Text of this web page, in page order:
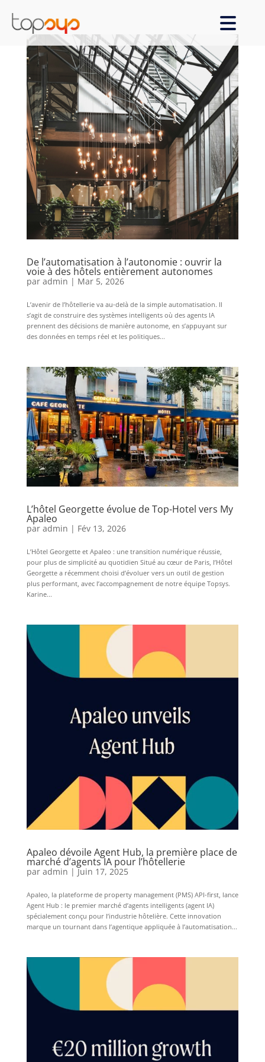
De l’automatisation à l’autonomie : ouvrir la
voie à des hôtels entièrement autonomes
par admin | Mar 5, 2026
L’avenir de l’hôtellerie va au-delà de la simple automatisation. Il
s’agit de construire des systèmes intelligents où des agents IA
prennent des décisions de manière autonome, en s’appuyant sur
des données en temps réel et les politiques...
L’hôtel Georgette évolue de Top-Hotel vers My
Apaleo
par admin | Fév 13, 2026
L’Hôtel Georgette et Apaleo : une transition numérique réussie,
pour plus de simplicité au quotidien Situé au cœur de Paris, l’Hôtel
Georgette a récemment choisi d’évoluer vers un outil de gestion
plus performant, avec l’accompagnement de notre équipe Topsys.
Karine...
Apaleo dévoile Agent Hub, la première place de
marché d’agents IA pour l’hôtellerie
par admin | Juin 17, 2025
Apaleo, la plateforme de property management (PMS) API-first, lance
Agent Hub : le premier marché d’agents intelligents (agent IA)
spécialement conçu pour l’industrie hôtelière. Cette innovation
marque un tournant dans l’agentique appliquée à l’automatisation...